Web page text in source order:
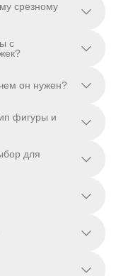
срезному
с
он нужен?
фигуры и
для